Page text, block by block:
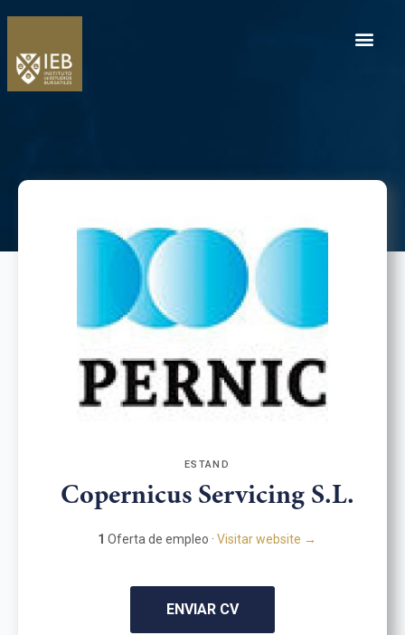
ESTAND
Copernicus Servicing S.L.
1 Oferta de empleo · Visitar website →
ENVIAR CV